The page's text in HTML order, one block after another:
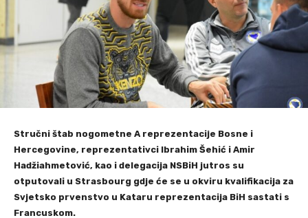
Stručni štab nogometne A reprezentacije Bosne i
Hercegovine, reprezentativci Ibrahim Šehić i Amir
Hadžiahmetović, kao i delegacija NSBiH jutros su
otputovali u Strasbourg gdje će se u okviru kvalifikacija za
Svjetsko prvenstvo u Kataru reprezentacija BiH sastati s
Francuskom.